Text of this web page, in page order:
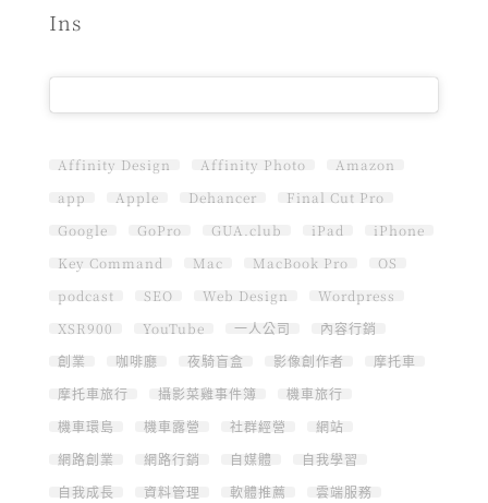
Ins
Affinity Design Affinity Photo
Amazon
app
Apple Dehancer
Final Cut Pro
Google
GoPro GUA.club iPad
iPhone
Key Command
Mac MacBook Pro
OS
podcast
SEO Web Design
Wordpress
XSR900
YouTube 一人公司
內容行銷
創業
咖啡廳 夜騎盲盒 影像創作者
摩托車
摩托車旅行
攝影菜雞事件簿
機車旅行
機車環島
機車露營 社群經營
網站
網路創業
網路行銷 自媒體
自我學習
自我成長
資料管理 軟體推薦
雲端服務